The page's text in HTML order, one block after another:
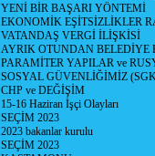
YENİ BİR BAŞARI YÖNTEMİ
EKONOMİK EŞİTSİZLİKLER
VATANDAŞ VERGİ İLİŞKİSİ
AYRIK OTUNDAN
PARAMİTER YAPILAR ve
SOSYAL GÜVENLİĞİMİZ
CHP ve DEĞİŞİM
15-16 Haziran İşçi Olayları
SEÇİM 2023
2023 bakanlar kurulu
SEÇİM 2023